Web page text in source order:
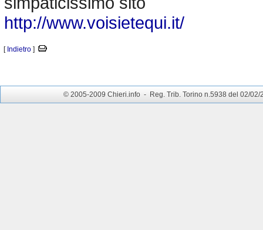
http://www.voisietequi.it/
[ Indietro ]
© 2005-2009 Chieri.info - Reg. Trib. Torino n.5938 del 02/02/